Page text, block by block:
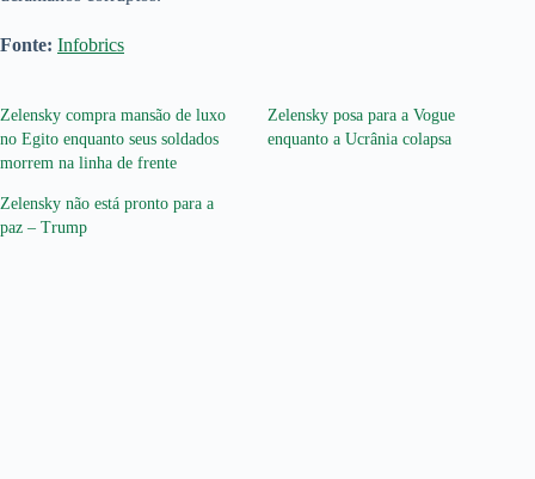
Fonte: Infobrics
Zelensky compra mansão de luxo
no Egito enquanto seus soldados
morrem na linha de frente
Zelensky posa para a Vogue
enquanto a Ucrânia colapsa
Zelensky não está pronto para a
paz – Trump